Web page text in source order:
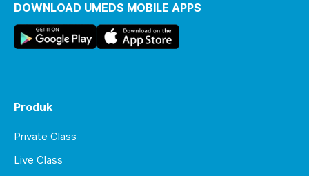
DOWNLOAD UMEDS MOBILE APPS
Produk
Private Class
Live Class